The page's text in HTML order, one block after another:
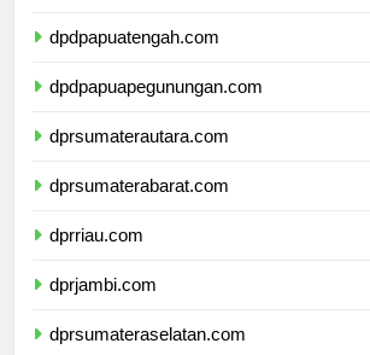
dpdpapuatengah.com
dpdpapuapegunungan.com
dprsumaterautara.com
dprsumaterabarat.com
dprriau.com
dprjambi.com
dprsumateraselatan.com